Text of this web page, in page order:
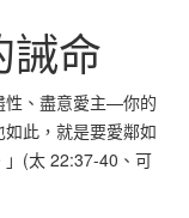
誡命
性、盡意愛主—你的
此，就是要愛鄰如
」(太 22:37-40、可